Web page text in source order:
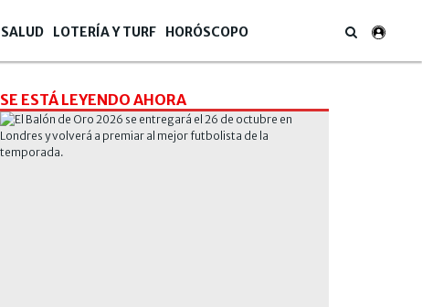
SALUD LOTERÍA Y TURF HORÓSCOPO
SE ESTÁ LEYENDO AHORA